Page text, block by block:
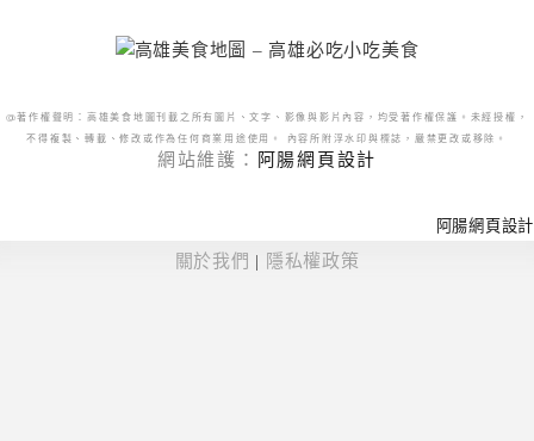
@著作權聲明：高雄美食地圖刊載之所有圖片、文字、影像與影片內容，均受著作權保護。未經授權，
不得複製、轉載、修改或作為任何商業用途使用。 內容所附浮水印與標誌，嚴禁更改或移除。
網站維護： 阿腸網頁設計
阿腸網頁設計
關於我們 | 隱私權政策